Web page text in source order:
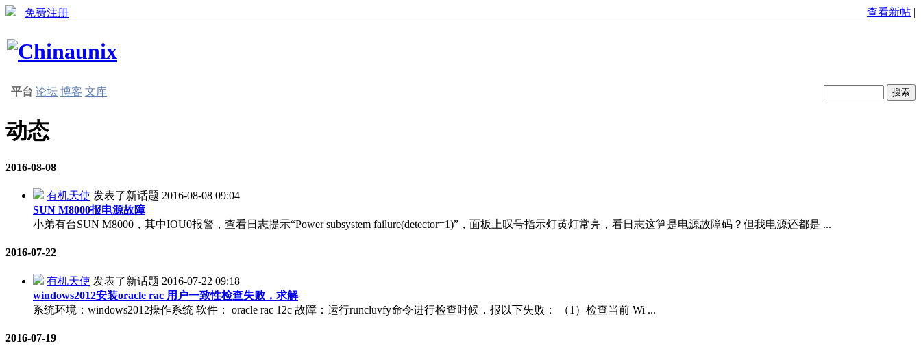
免费注册 查看新帖 |
平台 论坛 博客 文库
动态
2016-08-08
有机天使 发表了新话题 2016-08-08 09:04
SUN M8000报电源故障
小弟有台SUN M8000，其中IOU0报警，查看日志提示“Power subsystem failure(detector=1)”，面板上叹号指示灯黄灯常亮，看日志这算是电源故障码？但我电源还都是 ...
2016-07-22
有机天使 发表了新话题 2016-07-22 09:18
windows2012安装oracle rac 用户一致性检查失败，求解
系统环境：windows2012操作系统 软件： oracle rac 12c 故障：运行runcluvfy命令进行检查时候，报以下失败： （1）检查当前 Wi ...
2016-07-19